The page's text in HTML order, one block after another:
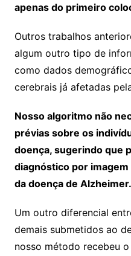
apenas do primeiro
Outros trabalhos
algum outro tipo de
como dados
cerebrais já afetadas
Nosso algoritmo não
prévias sobre os
doença, sugerindo que
diagnóstico por
da doença de Alzheimer.
Um outro diferencial
demais submetidos ao
nosso método recebeu